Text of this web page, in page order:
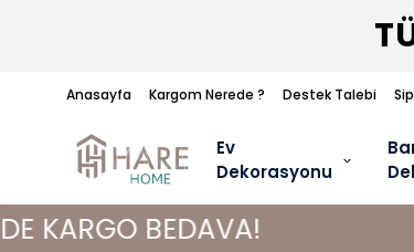
Anasayfa Kargom Nerede ? Destek Talebi
Ev
Dekorasyonu
BEDAVA!